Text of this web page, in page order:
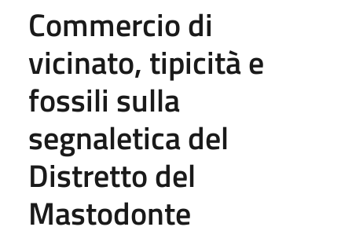
Commercio di
vicinato, tipicità e
fossili sulla
segnaletica del
Distretto del
Mastodonte